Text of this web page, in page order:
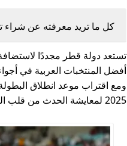
كل ما تريد معرفته عن شراء تذاكر
أفضل المنتخبات العربية في
ومع اقتراب موعد انطلاق
2025 لمعايشة الحدث من قلب الملاعب.